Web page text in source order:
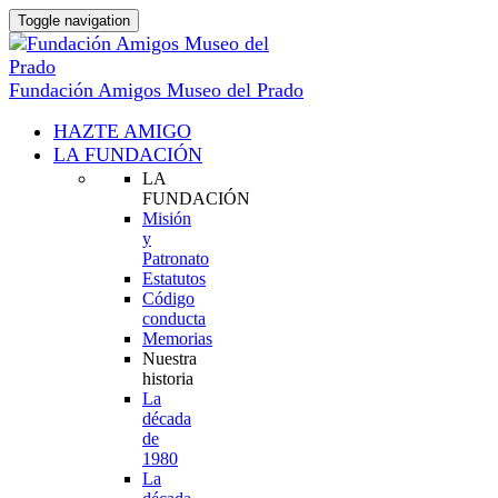
Toggle navigation
Fundación Amigos Museo del Prado
HAZTE AMIGO
LA FUNDACIÓN
LA
FUNDACIÓN
Misión
y
Patronato
Estatutos
Código
conducta
Memorias
Nuestra
historia
La
década
de
1980
La